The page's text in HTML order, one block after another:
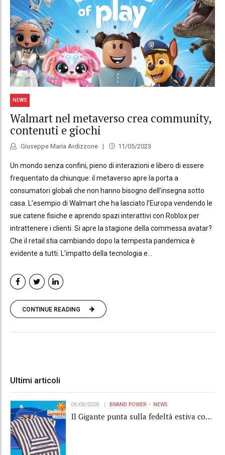
NEWS
Walmart nel metaverso crea community,
contenuti e giochi
Giuseppe Maria Ardizzone 11/05/2023
Un mondo senza confini, pieno di interazioni e libero di essere
frequentato da chiunque: il metaverso apre la porta a
consumatori globali che non hanno bisogno dell’insegna sotto
casa. L’esempio di Walmart che ha lasciato l’Europa vendendo le
sue catene fisiche e aprendo spazi interattivi con Roblox per
intrattenere i clienti. Si apre la stagione della commessa avatar?
Che il retail stia cambiando dopo la tempesta pandemica è
evidente a tutti. L’impatto della tecnologia e...
CONTINUE READING
Ultimi articoli
06/08/2026 BRAND POWER NEWS
Il Gigante punta sulla fedeltà estiva con